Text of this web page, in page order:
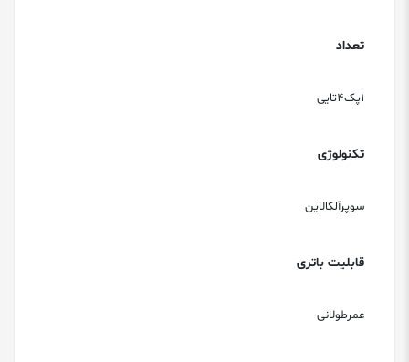
تعداد
1پک4تایی
تکنولوژی
سوپرآلکالاین
قابلیت باتری
عمرطولانی